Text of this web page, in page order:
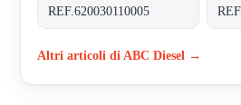
REF.620030110005
Altri articoli di ABC Diesel →